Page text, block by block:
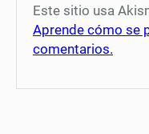
Este sitio usa
Aprende cómo se
comentarios.